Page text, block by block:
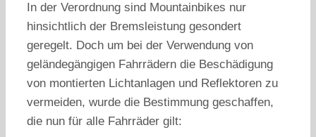
In der Verordnung sind Mountainbikes nur
hinsichtlich der Bremsleistung gesondert
geregelt. Doch um bei der Verwendung von
geländegängigen Fahrrädern die Beschädigung
von montierten Lichtanlagen und Reflektoren zu
vermeiden, wurde die Bestimmung geschaffen,
die nun für alle Fahrräder gilt: